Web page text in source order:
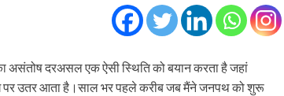
असंतोष दरअसल एक ऐसी स्थिति को बयान करता है जहां
पर उतर आता है।साल भर पहले करीब जब मैंने जनपथ को शुरू